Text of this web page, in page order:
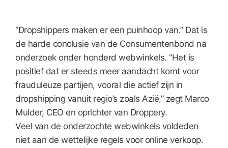
“Dropshippers maken er een puinhoop van.” Dat is
de harde conclusie van de Consumentenbond na
onderzoek onder honderd webwinkels. “Het is
positief dat er steeds meer aandacht komt voor
frauduleuze partijen, vooral die actief zijn in
dropshipping vanuit regio’s zoals Azië,” zegt Marco
Mulder, CEO en oprichter van Droppery.
Veel van de onderzochte webwinkels voldeden
niet aan de wettelijke regels voor online verkoop.